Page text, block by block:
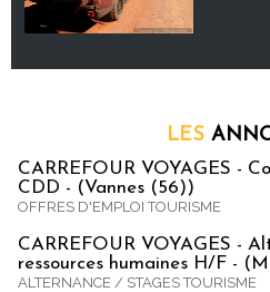
LES
CARREFOUR VOYAGES -
CDD - (Vannes (56))
OFFRES D'EMPLOI TOURISME
CARREFOUR VOYAGES -
ressources humaines H/F -
ALTERNANCE / STAGES TOURISME